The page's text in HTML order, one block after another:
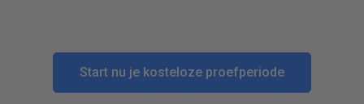
Start nu je kosteloze proefperiode